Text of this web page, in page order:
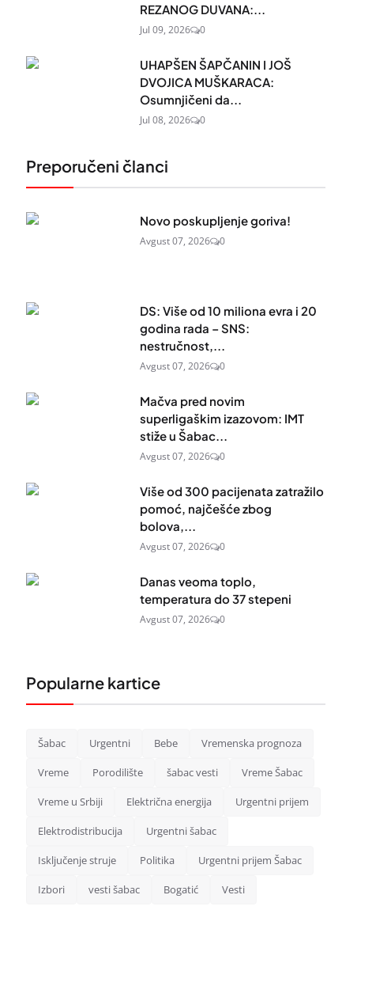
REZANOG DUVANA:...
Jul 09, 2026 0
UHAPŠEN ŠAPČANIN I JOŠ
DVOJICA MUŠKARACA:
Osumnjičeni da...
Jul 08, 2026 0
Preporučeni članci
Novo poskupljenje goriva!
Avgust 07, 2026 0
DS: Više od 10 miliona evra i 20
godina rada – SNS:
nestručnost,...
Avgust 07, 2026 0
Mačva pred novim
superligaškim izazovom: IMT
stiže u Šabac...
Avgust 07, 2026 0
Više od 300 pacijenata zatražilo
pomoć, najčešće zbog
bolova,...
Avgust 07, 2026 0
Danas veoma toplo,
temperatura do 37 stepeni
Avgust 07, 2026 0
Popularne kartice
Šabac Urgentni Bebe Vremenska prognoza
Vreme Porodilište šabac vesti Vreme Šabac
Vreme u Srbiji Električna energija Urgentni prijem
Elektrodistribucija Urgentni šabac
Isključenje struje Politika Urgentni prijem Šabac
Izbori vesti šabac Bogatić Vesti